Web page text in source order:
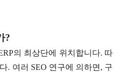
?
의 최상단에 위치합니다. 따
. 여러 SEO 연구에 의하면, 구